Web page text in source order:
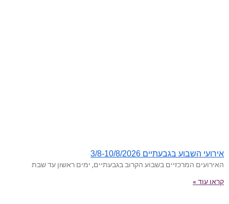
אירועי השבוע בגבעתיים 3/8-10/8/2026
האירועים המרכזיים בשבוע הקרוב בגבעתיים, ימים ראשון עד שבת
קראו עוד »